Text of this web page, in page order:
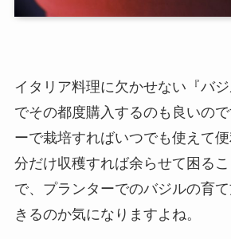
イタリア料理に欠かせない『バ
でその都度購入するのも良いの
ーで栽培すればいつでも使えて
分だけ収穫すれば余らせて困る
で、プランターでのバジルの育
きるのか気になりますよね。